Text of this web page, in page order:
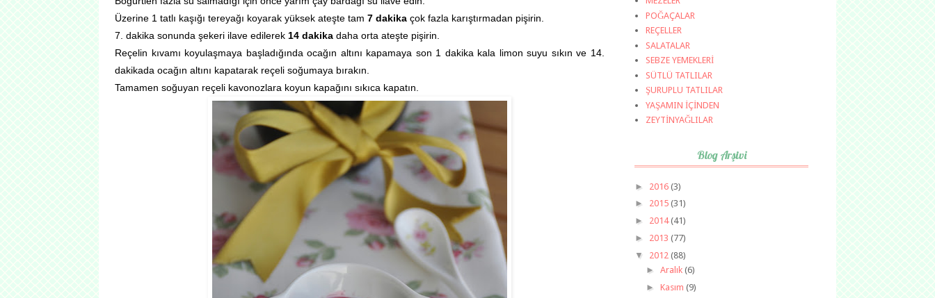
Üzerine 1 tatlı kaşığı tereyağı koyarak yüksek ateşte tam 7 dakika çok fazla karıştırmadan pişirin.
7. dakika sonunda şekeri ilave edilerek 14 dakika daha orta ateşte pişirin.
Reçelin kıvamı koyulaşmaya başladığında ocağın altını kapamaya son 1 dakika kala limon suyu sıkın ve 14.
dakikada ocağın altını kapatarak reçeli soğumaya bırakın.
Tamamen soğuyan reçeli kavonozlara koyun kapağını sıkıca kapatın.
POĞAÇALAR
REÇELLER
SALATALAR
SEBZE YEMEKLERİ
SÜTLÜ TATLILAR
ŞURUPLU TATLILAR
YAŞAMIN İÇİNDEN
ZEYTİNYAĞLILAR
Blog Arşivi
► 2016 (3)
► 2015 (31)
► 2014(41)
► 2013 (77)
▼ 2012 (88)
► Aralık (6)
► Kasım (9)